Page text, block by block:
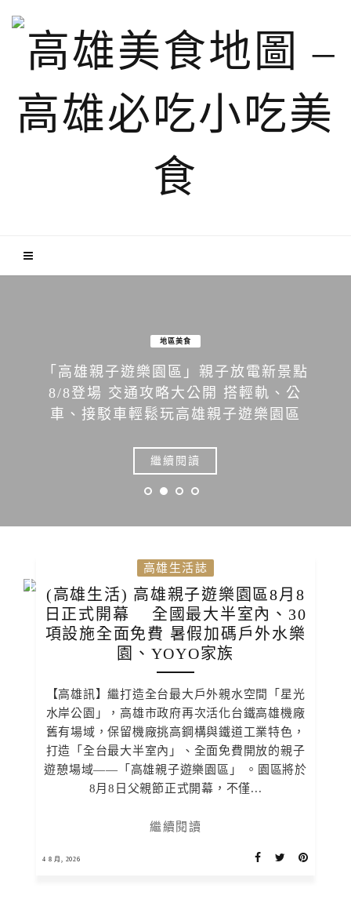
旗津區
不一樣赤肉羹創始店(高雄旗津)旗津必吃
在地飄香數十年的老店，炸赤肉搭配濃
郁羹湯超對味
繼續閱讀
高雄生活誌
(高雄生活) 高雄親子遊樂園區8月8
日正式開幕 全國最大半室內、30
項設施全面免費 暑假加碼戶外水樂
園、YOYO家族
【高雄訊】繼打造全台最大戶外親水空間「星光
水岸公園」，高雄市政府再次活化台鐵高雄機廠
舊有場域，保留機廠挑高鋼構與鐵道工業特色，
打造「全台最大半室內」、全面免費開放的親子
遊憩場域——「高雄親子遊樂園區」 。園區將於
8月8日父親節正式開幕，不僅...
繼續閱讀
4 8 月, 2026